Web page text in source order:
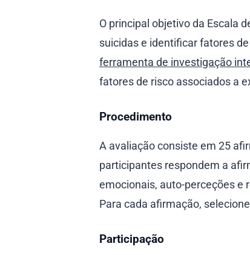
O principal objetivo da Escala
suicidas e identificar fatores
ferramenta de investigação
fatores de risco associados a
Procedimento
A avaliação consiste em 25
participantes respondem a
emocionais, auto-perceções e
Para cada afirmação,
Participação